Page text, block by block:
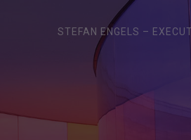
STEFAN ENGELS –